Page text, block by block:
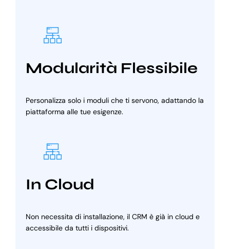
Modularità Flessibile
Personalizza solo i moduli che ti servono, adattando la
piattaforma alle tue esigenze.
In Cloud
Non necessita di installazione, il CRM è già in cloud e
accessibile da tutti i dispositivi.